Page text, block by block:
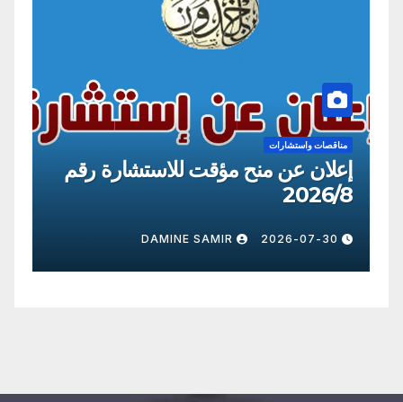
مناقصات
مناقصات واستشارات
إعلان عن استشارة رقم 2026/10
2026-07-22
DAMINE SAMIR